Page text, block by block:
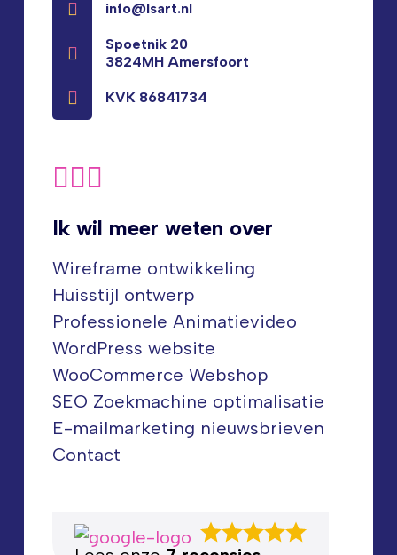
info@lsart.nl
Spoetnik 20
3824MH Amersfoort
KVK 86841734
Ik wil meer weten over
Wireframe ontwikkeling
Huisstijl ontwerp
Professionele Animatievideo
WordPress website
WooCommerce Webshop
SEO Zoekmachine optimalisatie
E-mailmarketing nieuwsbrieven
Contact